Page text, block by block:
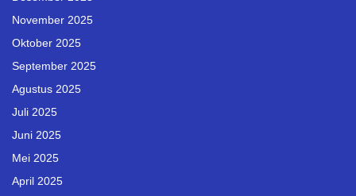
November 2025
Oktober 2025
September 2025
Agustus 2025
Juli 2025
Juni 2025
Mei 2025
April 2025